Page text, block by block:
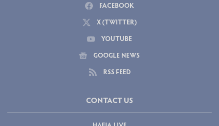
FACEBOOK
X (TWITTER)
YOUTUBE
GOOGLE NEWS
RSS FEED
CONTACT US